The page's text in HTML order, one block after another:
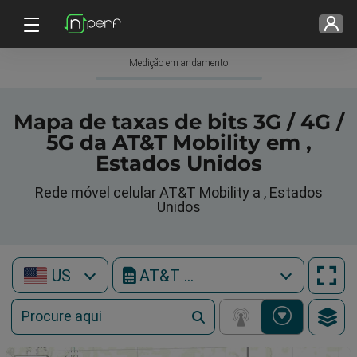
Medição em andamento
Mapa de taxas de bits 3G / 4G /
5G da AT&T Mobility em ,
Estados Unidos
Rede móvel celular AT&T Mobility a , Estados
Unidos
US AT&T Mobility